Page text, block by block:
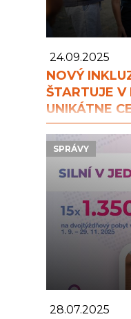
24.09.2025
NOVÝ
ŠTARTUJE
UNIKÁTNE
SPRÁVY
28.07.2025